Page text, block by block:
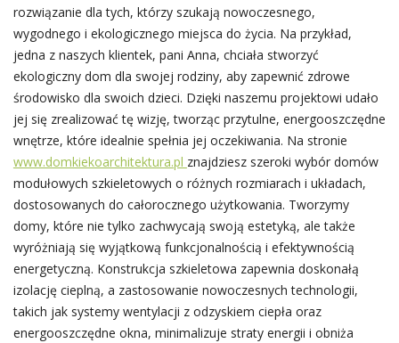
rozwiązanie dla tych, którzy szukają nowoczesnego,
wygodnego i ekologicznego miejsca do życia. Na przykład,
jedna z naszych klientek, pani Anna, chciała stworzyć
ekologiczny dom dla swojej rodziny, aby zapewnić zdrowe
środowisko dla swoich dzieci. Dzięki naszemu projektowi udało
jej się zrealizować tę wizję, tworząc przytulne, energooszczędne
wnętrze, które idealnie spełnia jej oczekiwania. Na stronie
www.domkiekoarchitektura.pl znajdziesz szeroki wybór domów
modułowych szkieletowych o różnych rozmiarach i układach,
dostosowanych do całorocznego użytkowania. Tworzymy
domy, które nie tylko zachwycają swoją estetyką, ale także
wyróżniają się wyjątkową funkcjonalnością i efektywnością
energetyczną. Konstrukcja szkieletowa zapewnia doskonałą
izolację cieplną, a zastosowanie nowoczesnych technologii,
takich jak systemy wentylacji z odzyskiem ciepła oraz
energooszczędne okna, minimalizuje straty energii i obniża